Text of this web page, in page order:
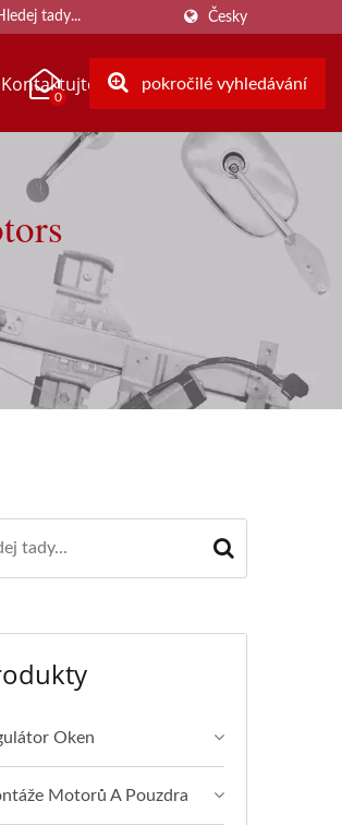
Česky
Kontaktujte nás
0
pokročilé vyhledávání
Oken
Motorů A Pouzdra